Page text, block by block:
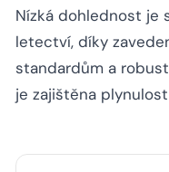
Nízká dohlednost je
letectví, díky
standardům a
je zajištěna